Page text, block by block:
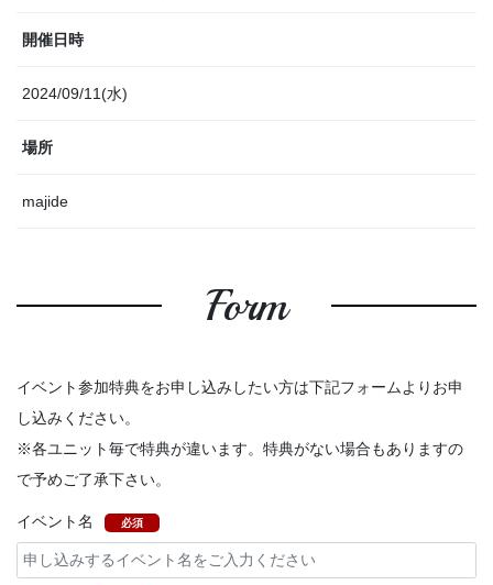
開催日時
2024/09/11(水)
場所
majide
Form
イベント参加特典をお申し込みしたい方は下記フォームよりお申
し込みください。
※各ユニット毎で特典が違います。特典がない場合もありますの
で予めご了承下さい。
イベント名 必須